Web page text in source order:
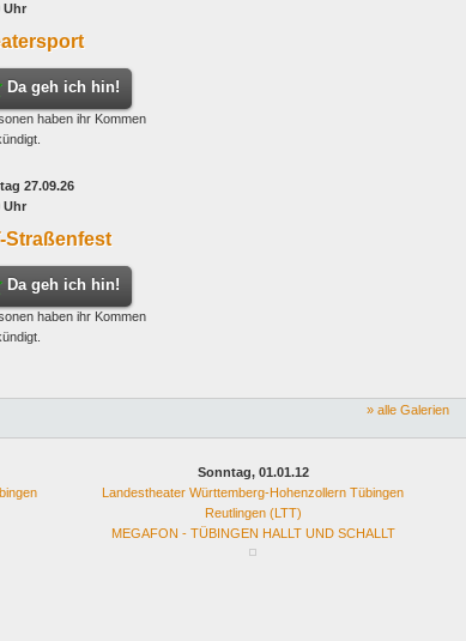
Uhr
Da geh ich hin!
haben ihr Kommen
27.09.26
Uhr
Straßenfest
Da geh ich hin!
haben ihr Kommen
» alle Galerien
Sonntag, 01.01.12
Landestheater Württemberg-Hohenzollern Tübingen
Reutlingen (LTT)
MEGAFON - TÜBINGEN HALLT UND SCHALLT